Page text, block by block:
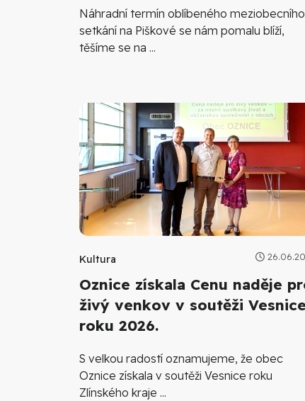
Náhradní termín oblíbeného meziobecního
setkání na Piškové se nám pomalu blíží,
těšíme se na ...
Kultura
Oznice získala Cenu naděje
živý venkov v soutěži Vesnice
roku 2026.
S velkou radostí oznamujeme, že obec
Oznice získala v soutěži Vesnice roku
Zlínského kraje ...